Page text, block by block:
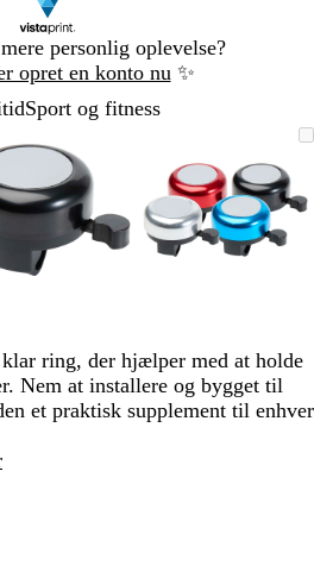
personlig oplevelse?
opret en konto nu ✨
Sport og fitness
billede
til
minimum
for
at
udvide
tasterne
plus
og
minus
til
piletasterne
til
at
Zoombart
billede
minimum
at
udvide
tasterne
plus
og
minus
til
til
at
ring, der hjælper med at holde
Nem at installere og bygget til
et praktisk supplement til enhver